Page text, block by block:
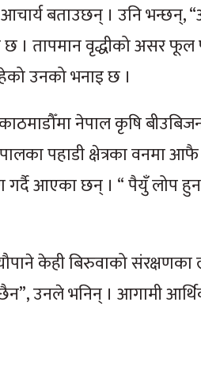
आचार्य बताउछन् । उनि भन्छन्,
छ । तापमान वृद्धीको असर
उनको भनाइ छ ।
नेपाल कृषि
पहाडी क्षेत्रका वनमा आफै
गर्दै आएका छन् । “ पैयुँ लोप
केही बिरुवाको
उनले भनिन् । आगामी